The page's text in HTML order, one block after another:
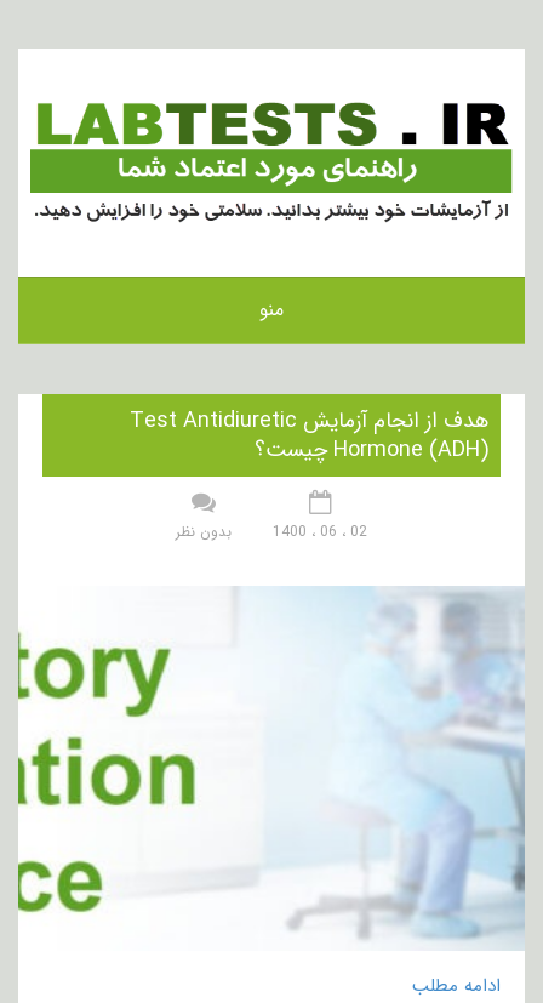
منو
هدف از انجام آزمایش Test Antidiuretic
Hormone (ADH) چیست؟
02 ، 06 ، 1400 بدون نظر
ادامه مطلب